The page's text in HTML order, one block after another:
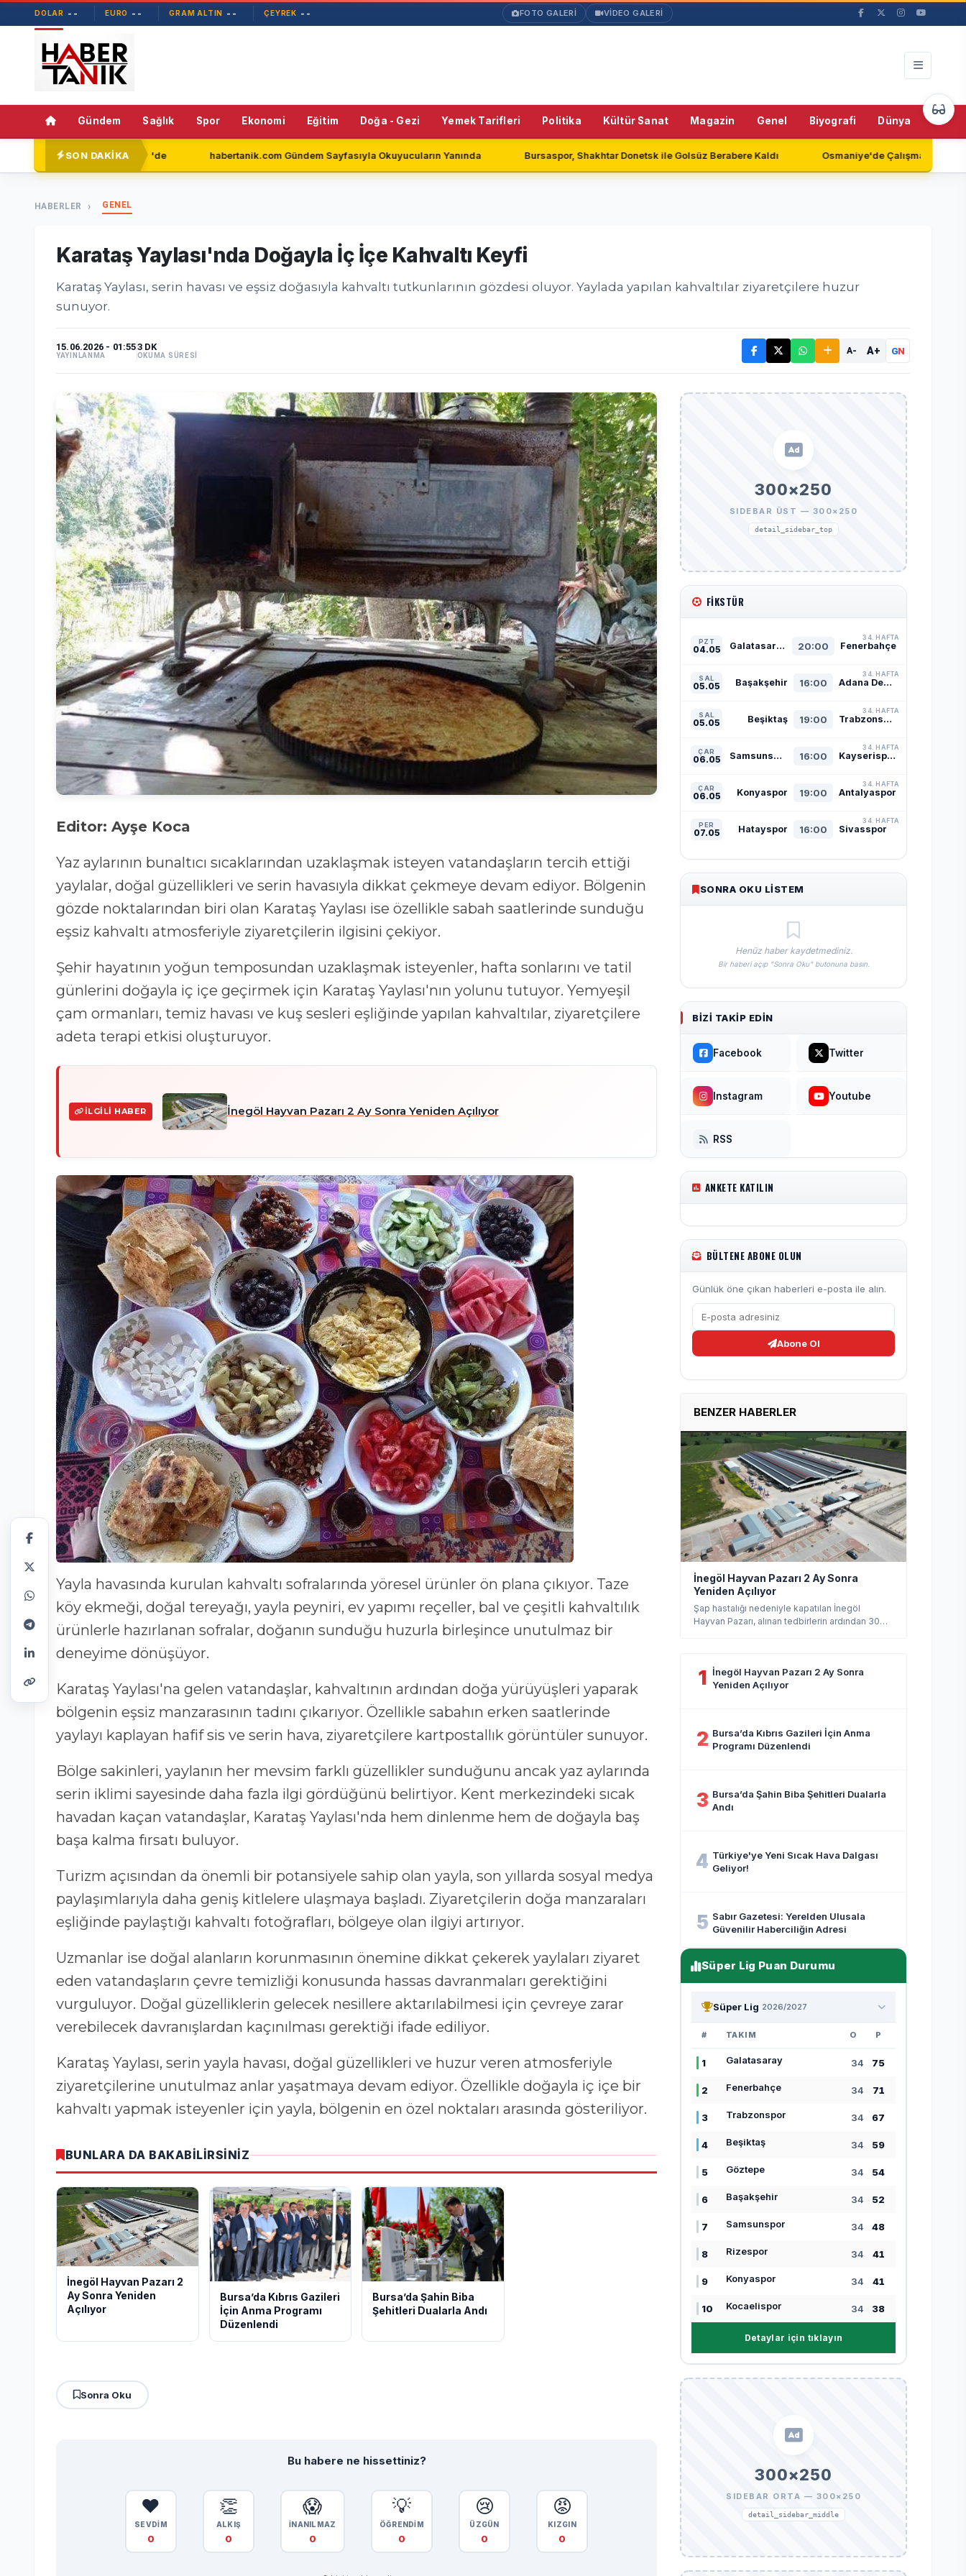
DOLAR -- EURO -- GRAM ALTIN -- ÇEYREK -- FOTO GALERİ VİDEO GALERİ
Gündem Sağlık Spor Ekonomi Eğitim Doğa - Gezi Yemek Tarifleri Politika Kültür Sanat Magazin Genel Biyografi Dünya
SON DAKİKA
Yeni Parti'de habertanik.com Gündem Sayfasıyla Okuyucuların Yanında Bursaspor, Shakhtar Donetsk ile Golsüz Berabere Kaldı Osmaniye'de Çalışmayan Güvenlik Kameraları
HABERLER GENEL
Karataş Yaylası'nda Doğayla İç İçe Kahvaltı Keyfi
Karataş Yaylası, serin havası ve eşsiz doğasıyla kahvaltı tutkunlarının gözdesi oluyor. Yaylada yapılan kahvaltılar ziyaretçilere huzur
sunuyor.
15.06.2026 - 01:55
YAYINLANMA
3 DK
OKUMA SÜRESİ A- A+ GN
Editor: Ayşe Koca
Yaz aylarının bunaltıcı sıcaklarından uzaklaşmak isteyen vatandaşların tercih ettiği
yaylalar, doğal güzellikleri ve serin havasıyla dikkat çekmeye devam ediyor. Bölgenin
gözde noktalarından biri olan Karataş Yaylası ise özellikle sabah saatlerinde sunduğu
eşsiz kahvaltı atmosferiyle ziyaretçilerin ilgisini çekiyor.
Şehir hayatının yoğun temposundan uzaklaşmak isteyenler, hafta sonlarını ve tatil
günlerini doğayla iç içe geçirmek için Karataş Yaylası'nın yolunu tutuyor. Yemyeşil
çam ormanları, temiz havası ve kuş sesleri eşliğinde yapılan kahvaltılar, ziyaretçilere
adeta terapi etkisi oluşturuyor.
İLGILI HABER İnegöl Hayvan Pazarı 2 Ay Sonra Yeniden Açılıyor
Yayla havasında kurulan kahvaltı sofralarında yöresel ürünler ön plana çıkıyor. Taze
köy ekmeği, doğal tereyağı, yayla peyniri, ev yapımı reçeller, bal ve çeşitli kahvaltılık
ürünlerle hazırlanan sofralar, doğanın sunduğu huzurla birleşince unutulmaz bir
deneyime dönüşüyor.
Karataş Yaylası'na gelen vatandaşlar, kahvaltının ardından doğa yürüyüşleri yaparak
bölgenin eşsiz manzarasının tadını çıkarıyor. Özellikle sabahın erken saatlerinde
yaylayı kaplayan hafif sis ve serin hava, ziyaretçilere kartpostallık görüntüler sunuyor.
Bölge sakinleri, yaylanın her mevsim farklı güzellikler sunduğunu ancak yaz aylarında
serin iklimi sayesinde daha fazla ilgi gördüğünü belirtiyor. Kent merkezindeki sıcak
havadan kaçan vatandaşlar, Karataş Yaylası'nda hem dinlenme hem de doğayla baş
başa kalma fırsatı buluyor.
Turizm açısından da önemli bir potansiyele sahip olan yayla, son yıllarda sosyal medya
paylaşımlarıyla daha geniş kitlelere ulaşmaya başladı. Ziyaretçilerin doğa manzaraları
eşliğinde paylaştığı kahvaltı fotoğrafları, bölgeye olan ilgiyi artırıyor.
Uzmanlar ise doğal alanların korunmasının önemine dikkat çekerek yaylaları ziyaret
eden vatandaşların çevre temizliği konusunda hassas davranmaları gerektiğini
vurguluyor. Doğal güzelliklerin gelecek nesillere aktarılabilmesi için çevreye zarar
verebilecek davranışlardan kaçınılması gerektiği ifade ediliyor.
Karataş Yaylası, serin yayla havası, doğal güzellikleri ve huzur veren atmosferiyle
ziyaretçilerine unutulmaz anlar yaşatmaya devam ediyor. Özellikle doğayla iç içe bir
kahvaltı yapmak isteyenler için yayla, bölgenin en özel noktaları arasında gösteriliyor.
BUNLARA DA BAKABİLİRSİNİZ
İnegöl Hayvan Pazarı 2
Ay Sonra Yeniden
Açılıyor
Bursa’da Kıbrıs Gazileri
İçin Anma Programı
Düzenlendi
Bursa’da Şahin Biba
Şehitleri Dualarla Andı
Sonra Oku
Bu habere ne hissettiniz?
❤️
SEVDİM
0
👏
ALKIŞ
0
😱
İNANILMAZ
0
💡
ÖĞRENDİM
0
😢
ÜZGÜN
0
😡
KIZGIN
0
300×250
SIDEBAR ÜST — 300×250
detail_sidebar_top
FIKSTÜR
PZT
04.05 Galatasaray 20:00 Fenerbahçe
34. HAFTA
SAL
05.05 Başakşehir 16:00 Adana Demirspor
34. HAFTA
SAL
05.05 Beşiktaş 19:00 Trabzonspor
34. HAFTA
ÇAR
06.05 Samsunspor 16:00 Kayserispor
34. HAFTA
ÇAR
06.05 Konyaspor 19:00 Antalyaspor
34. HAFTA
PER
07.05 Hatayspor 16:00 Sivasspor
34. HAFTA
SONRA OKU LISTEM
Henüz haber kaydetmediniz.
Bir haberi açıp "Sonra Oku" butonuna basın.
BIZI TAKIP EDIN
Facebook Twitter
Instagram Youtube
RSS
ANKETE KATILIN
BÜLTENE ABONE OLUN
Günlük öne çıkan haberleri e-posta ile alın.
Abone Ol
BENZER HABERLER
İnegöl Hayvan Pazarı 2 Ay Sonra
Yeniden Açılıyor
Şap hastalığı nedeniyle kapatılan İnegöl
Hayvan Pazarı, alınan tedbirlerin ardından 30
1 İnegöl Hayvan Pazarı 2 Ay Sonra
Yeniden Açılıyor
2 Bursa’da Kıbrıs Gazileri İçin Anma
Programı Düzenlendi
3 Bursa’da Şahin Biba Şehitleri Dualarla
Andı
4 Türkiye'ye Yeni Sıcak Hava Dalgası
Geliyor!
5 Sabır Gazetesi: Yerelden Ulusala
Güvenilir Haberciliğin Adresi
Süper Lig Puan Durumu
Süper Lig 2026/2027
# TAKIM O P
1 Galatasaray 34 75
2 Fenerbahçe 34 71
3 Trabzonspor 34 67
4 Beşiktaş 34 59
5 Göztepe 34 54
6 Başakşehir 34 52
7 Samsunspor 34 48
8 Rizespor 34 41
9 Konyaspor 34 41
10 Kocaelispor 34 38
Detaylar için tıklayın
300×250
SIDEBAR ORTA — 300×250
detail_sidebar_middle